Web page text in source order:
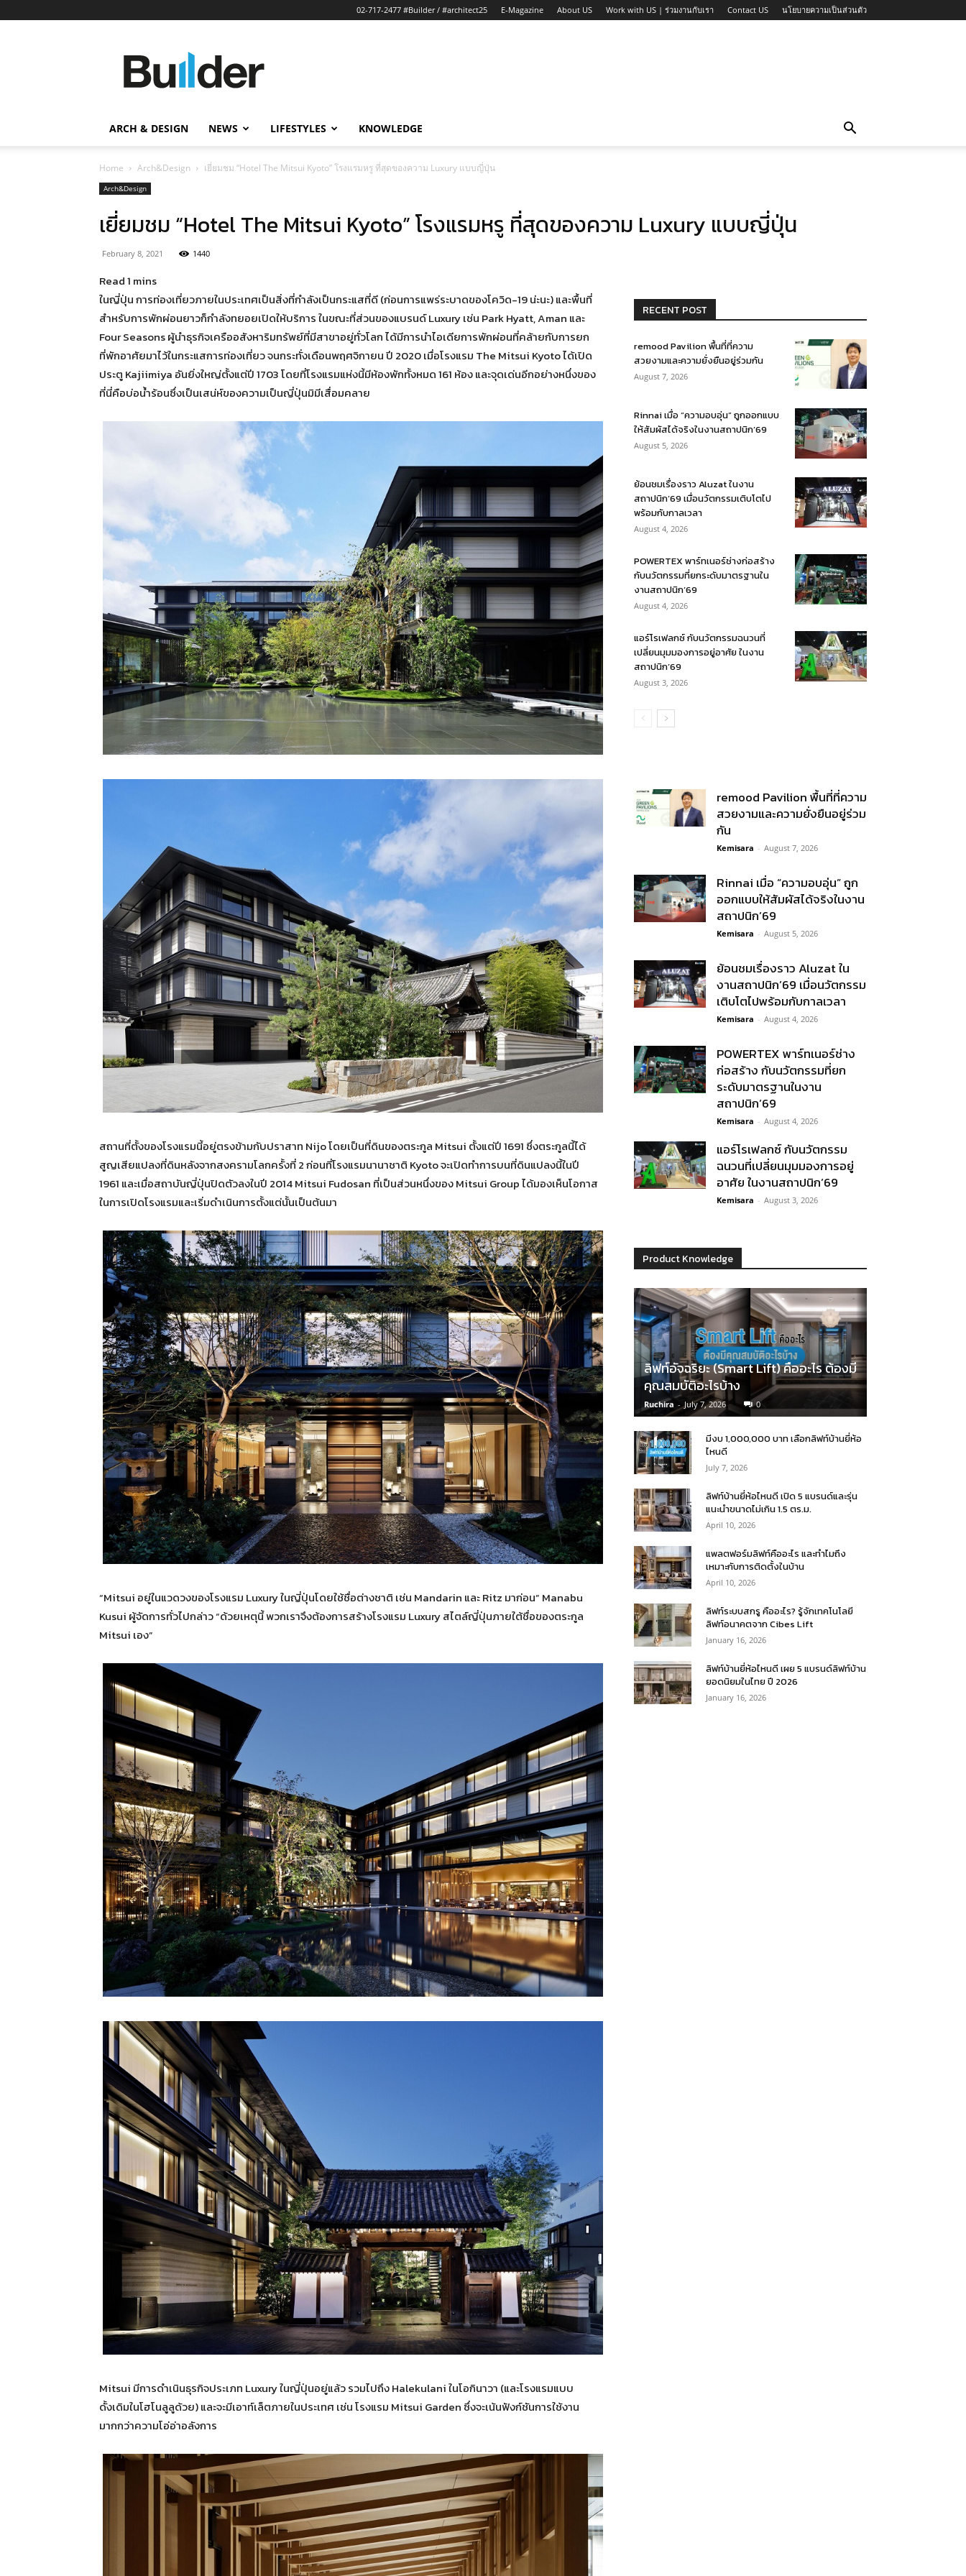
02-717-2477 #Builder / #architect25 E-Magazine About US Work with US | ร่วมงานกับเรา Contact US นโยบายความเป็นส่วนตัว
ข่าว
ก่อสร้าง
ARCH & DESIGN NEWS LIFESTYLES KNOWLEDGE
Home Arch&Design เยี่ยมชม “Hotel The Mitsui Kyoto” โรงแรมหรู ที่สุดของความ Luxury แบบญี่ปุ่น
Arch&Design
เยี่ยมชม “Hotel The Mitsui Kyoto” โรงแรมหรู ที่สุดของความ Luxury แบบญี่ปุ่น
February 8, 2021 1440
ในญี่ปุ่น การท่องเที่ยวภายในประเทศเป็นสิ่งที่กำลังเป็นกระแสที่ดี (ก่อนการแพร่ระบาดของโควิด-19 น่ะนะ) และพื้นที่
สำหรับการพักผ่อนยาวก็กำลังทยอยเปิดให้บริการ ในขณะที่ส่วนของแบรนด์ Luxury เช่น Park Hyatt, Aman และ
Four Seasons ผู้นำธุรกิจเครืออสังหาริมทรัพย์ที่มีสาขาอยู่ทั่วโลก ได้มีการนำไอเดียการพักผ่อนที่คล้ายกับการยก
ที่พักอาศัยมาไว้ในกระแสการท่องเที่ยว จนกระทั่งเดือนพฤศจิกายน ปี 2020 เมื่อโรงแรม The Mitsui Kyoto ได้เปิด
ประตู Kajiimiya อันยิ่งใหญ่ตั้งแต่ปี 1703 โดยที่โรงแรมแห่งนี้มีห้องพักทั้งหมด 161 ห้อง และจุดเด่นอีกอย่างหนึ่งของ
ที่นี่คือบ่อน้ำร้อนซึ่งเป็นเสน่ห์ของความเป็นญี่ปุ่นมิมีเสื่อมคลาย
สถานที่ตั้งของโรงแรมนี้อยู่ตรงข้ามกับปราสาท Nijo โดยเป็นที่ดินของตระกูล Mitsui ตั้งแต่ปี 1691 ซึ่งตระกูลนี้ได้
สูญเสียแปลงที่ดินหลังจากสงครามโลกครั้งที่ 2 ก่อนที่โรงแรมนานาชาติ Kyoto จะเปิดทำการบนที่ดินแปลงนี้ในปี
1961 และเมื่อสถาบันญี่ปุ่นปิดตัวลงในปี 2014 Mitsui Fudosan ที่เป็นส่วนหนึ่งของ Mitsui Group ได้มองเห็นโอกาส
ในการเปิดโรงแรมและเริ่มดำเนินการตั้งแต่นั้นเป็นต้นมา
“Mitsui อยู่ในแวดวงของโรงแรม Luxury ในญี่ปุ่นโดยใช้ชื่อต่างชาติ เช่น Mandarin และ Ritz มาก่อน” Manabu
Kusui ผู้จัดการทั่วไปกล่าว “ด้วยเหตุนี้ พวกเราจึงต้องการสร้างโรงแรม Luxury สไตล์ญี่ปุ่นภายใต้ชื่อของตระกูล
Mitsui เอง”
Mitsui มีการดำเนินธุรกิจประเภท Luxury ในญี่ปุ่นอยู่แล้ว รวมไปถึง Halekulani ในโอกินาวา (และโรงแรมแบบ
ดั้งเดิมในโฮโนลูลูด้วย) และจะมีเอาท์เล็ตภายในประเทศ เช่น โรงแรม Mitsui Garden ซึ่งจะเน้นฟังก์ชันการใช้งาน
มากกว่าความโอ่อ่าอลังการ
RECENT POST
remood Pavilion พื้นที่ที่ความ
สวยงามและความยั่งยืนอยู่ร่วมกัน
August 7, 2026
Rinnai เมื่อ “ความอบอุ่น” ถูกออกแบบ
ให้สัมผัสได้จริงในงานสถาปนิก’69
August 5, 2026
ย้อนชมเรื่องราว Aluzat ในงาน
สถาปนิก’69 เมื่อนวัตกรรมเติบโตไป
พร้อมกับกาลเวลา
August 4, 2026
POWERTEX พาร์ทเนอร์ช่างก่อสร้าง
กับนวัตกรรมที่ยกระดับมาตรฐานใน
งานสถาปนิก’69
August 4, 2026
แอร์โรเฟลกซ์ กับนวัตกรรมฉนวนที่
เปลี่ยนมุมมองการอยู่อาศัย ในงาน
สถาปนิก’69
August 3, 2026
remood Pavilion พื้นที่ที่ความ
สวยงามและความยั่งยืนอยู่ร่วม
กัน
Kemisara - August 7, 2026
Rinnai เมื่อ “ความอบอุ่น” ถูก
ออกแบบให้สัมผัสได้จริงในงาน
สถาปนิก’69
Kemisara - August 5, 2026
ย้อนชมเรื่องราว Aluzat ใน
งานสถาปนิก’69 เมื่อนวัตกรรม
เติบโตไปพร้อมกับกาลเวลา
Kemisara - August 4, 2026
POWERTEX พาร์ทเนอร์ช่าง
ก่อสร้าง กับนวัตกรรมที่ยก
ระดับมาตรฐานในงาน
สถาปนิก’69
Kemisara - August 4, 2026
แอร์โรเฟลกซ์ กับนวัตกรรม
ฉนวนที่เปลี่ยนมุมมองการอยู่
อาศัย ในงานสถาปนิก’69
Kemisara - August 3, 2026
Product Knowledge
ลิฟท์อัจฉริยะ (Smart Lift) คืออะไร ต้องมี
คุณสมบัติอะไรบ้าง
Ruchira - July 7, 2026 0
มีงบ 1,000,000 บาท เลือกลิฟท์บ้านยี่ห้อ
ไหนดี
July 7, 2026
ลิฟท์บ้านยี่ห้อไหนดี เปิด 5 แบรนด์และรุ่น
แนะนำขนาดไม่เกิน 1.5 ตร.ม.
April 10, 2026
แพลตฟอร์มลิฟท์คืออะไร และทำไมถึง
เหมาะกับการติดตั้งในบ้าน
April 10, 2026
ลิฟท์ระบบสกรู คืออะไร? รู้จักเทคโนโลยี
ลิฟท์อนาคตจาก Cibes Lift
January 16, 2026
ลิฟท์บ้านยี่ห้อไหนดี เผย 5 แบรนด์ลิฟท์บ้าน
ยอดนิยมในไทย ปี 2026
January 16, 2026